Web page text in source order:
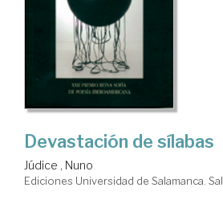
Devastación de sílabas
Júdice , Nuno
Ediciones Universidad de Salamanca.